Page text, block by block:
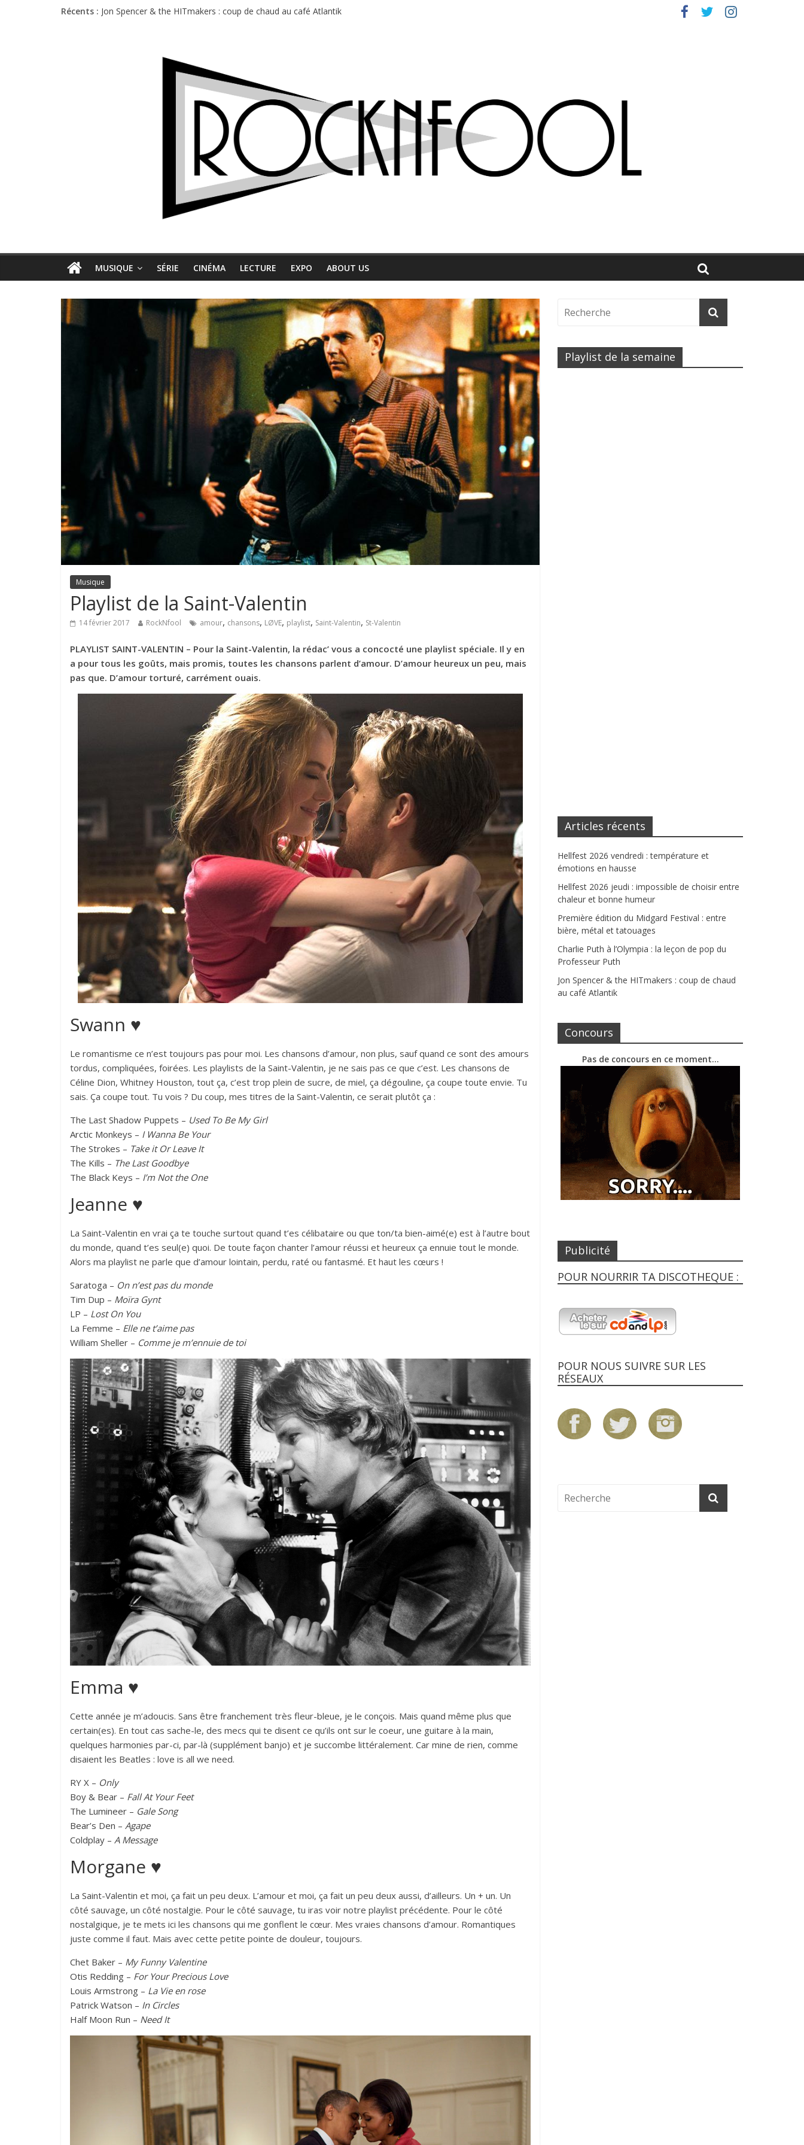
Récents : Jon Spencer & the HITmakers : coup de chaud au café Atlantik
Charlie Puth à l’Olympia : la leçon de pop du Professeur Puth
MUSIQUE SÉRIE CINÉMA LECTURE EXPO ABOUT US
Musique
Playlist de la Saint-Valentin
14 février 2017 RockNfool amour, chansons, LØVE, playlist, Saint-Valentin, St-Valentin
PLAYLIST SAINT-VALENTIN – Pour la Saint-Valentin, la rédac’ vous a concocté une playlist spéciale. Il y en
a pour tous les goûts, mais promis, toutes les chansons parlent d’amour. D’amour heureux un peu, mais
pas que. D’amour torturé, carrément ouais.
Swann ♥
Le romantisme ce n’est toujours pas pour moi. Les chansons d’amour, non plus, sauf quand ce sont des amours
tordus, compliquées, foirées. Les playlists de la Saint-Valentin, je ne sais pas ce que c’est. Les chansons de
Céline Dion, Whitney Houston, tout ça, c’est trop plein de sucre, de miel, ça dégouline, ça coupe toute envie. Tu
sais. Ça coupe tout. Tu vois ? Du coup, mes titres de la Saint-Valentin, ce serait plutôt ça :
The Last Shadow Puppets – Used To Be My Girl
Arctic Monkeys – I Wanna Be Your
The Strokes – Take it Or Leave It
The Kills – The Last Goodbye
The Black Keys – I’m Not the One
Jeanne ♥
La Saint-Valentin en vrai ça te touche surtout quand t’es célibataire ou que ton/ta bien-aimé(e) est à l’autre bout
du monde, quand t’es seul(e) quoi. De toute façon chanter l’amour réussi et heureux ça ennuie tout le monde.
Alors ma playlist ne parle que d’amour lointain, perdu, raté ou fantasmé. Et haut les cœurs !
Saratoga – On n’est pas du monde
Tim Dup – Moïra Gynt
LP – Lost On You
La Femme – Elle ne t’aime pas
William Sheller – Comme je m’ennuie de toi
Emma ♥
Cette année je m’adoucis. Sans être franchement très fleur-bleue, je le conçois. Mais quand même plus que
certain(es). En tout cas sache-le, des mecs qui te disent ce qu’ils ont sur le coeur, une guitare à la main,
quelques harmonies par-ci, par-là (supplément banjo) et je succombe littéralement. Car mine de rien, comme
disaient les Beatles : love is all we need.
RY X – Only
Boy & Bear – Fall At Your Feet
The Lumineer – Gale Song
Bear’s Den – Agape
Coldplay – A Message
Morgane ♥
La Saint-Valentin et moi, ça fait un peu deux. L’amour et moi, ça fait un peu deux aussi, d’ailleurs. Un + un. Un
côté sauvage, un côté nostalgie. Pour le côté sauvage, tu iras voir notre playlist précédente. Pour le côté
nostalgique, je te mets ici les chansons qui me gonflent le cœur. Mes vraies chansons d’amour. Romantiques
juste comme il faut. Mais avec cette petite pointe de douleur, toujours.
Chet Baker – My Funny Valentine
Otis Redding – For Your Precious Love
Louis Armstrong – La Vie en rose
Patrick Watson – In Circles
Half Moon Run – Need It
Playlist de la semaine
Articles récents
Hellfest 2026 vendredi : température et
émotions en hausse
Hellfest 2026 jeudi : impossible de choisir entre
chaleur et bonne humeur
Première édition du Midgard Festival : entre
bière, métal et tatouages
Charlie Puth à l’Olympia : la leçon de pop du
Professeur Puth
Jon Spencer & the HITmakers : coup de chaud
au café Atlantik
Concours
Pas de concours en ce moment…
Publicité
POUR NOURRIR TA DISCOTHEQUE :
POUR NOUS SUIVRE SUR LES
RÉSEAUX